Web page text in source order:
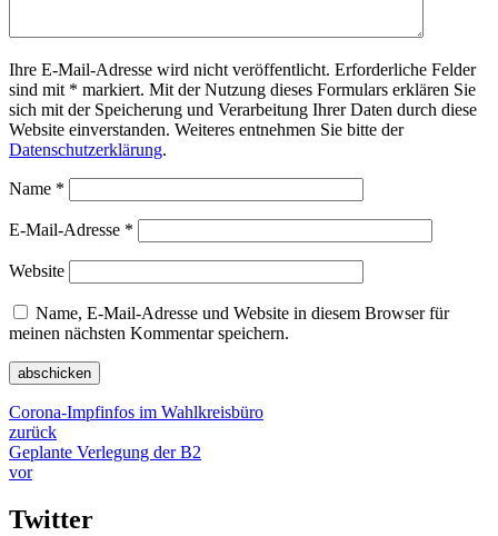
Ihre E-Mail-Adresse wird nicht veröffentlicht. Erforderliche Felder
sind mit * markiert. Mit der Nutzung dieses Formulars erklären Sie
sich mit der Speicherung und Verarbeitung Ihrer Daten durch diese
Website einverstanden. Weiteres entnehmen Sie bitte der
Datenschutzerklärung.
Name *
E-Mail-Adresse *
Website
Name, E-Mail-Adresse und Website in diesem Browser für
meinen nächsten Kommentar speichern.
Corona-Impfinfos im Wahlkreisbüro
zurück
Geplante Verlegung der B2
vor
Twitter